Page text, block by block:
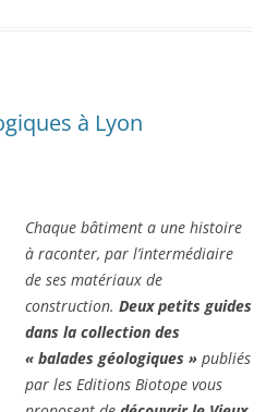
à Lyon
Chaque bâtiment a une histoire
à raconter, par l’intermédiaire
de ses matériaux de
construction. Deux petits guides
dans la collection des
« balades géologiques » publiés
par les Editions Biotope vous